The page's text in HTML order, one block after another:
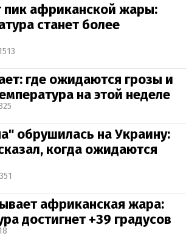
пик африканской жары:
станет более
где ожидаются грозы и
на этой неделе
обрушилась на Украину:
когда ожидаются
африканская жара:
достигнет +39 градусов